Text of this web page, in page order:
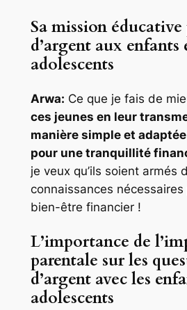
Sa mission
d’argent aux enfants
adolescents
Arwa: Ce que je fais de
ces jeunes en leur
manière simple et
pour une tranquillité
je veux qu’ils soient armés
connaissances
bien-être financier !
L’importance de
parentale sur les
d’argent avec les
adolescents